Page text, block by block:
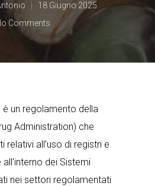
18 Giugno 2025
Comments
è un regolamento della
Administration) che
relativi all’uso di registri e
dei Sistemi
nei settori regolamentati